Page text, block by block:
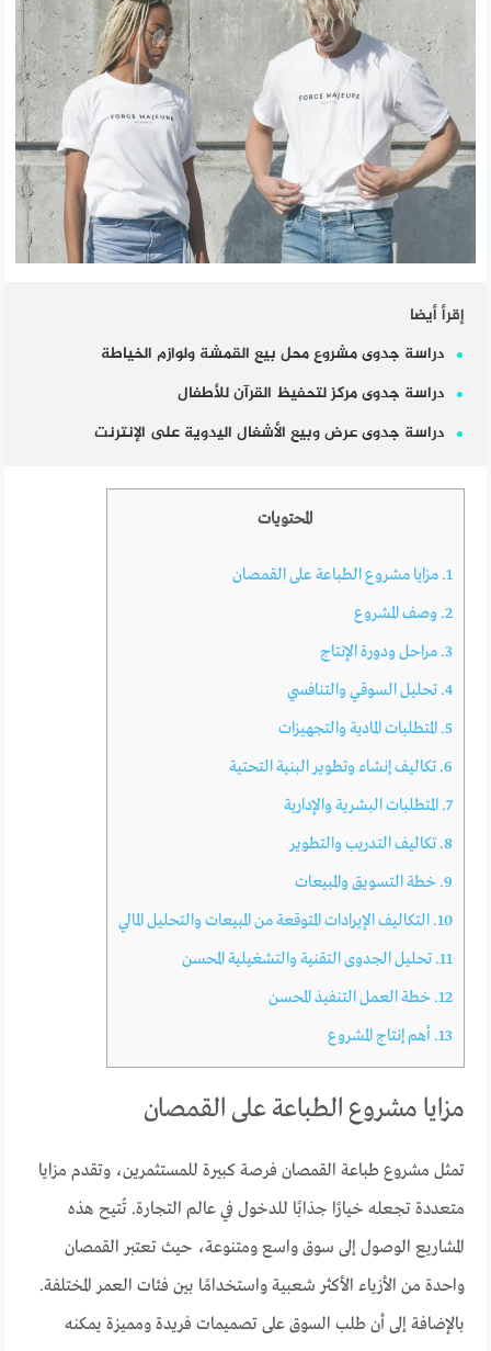
إقرأ أيضا
دراسة جدوى مشروع محل بيع القمشة ولوازم الخياطة
دراسة جدوى مركز لتحفيظ القرآن للأطفال
دراسة جدوى عرض وبيع الأشغال اليدوية على الإنترنت
المحتويات
1. مزايا مشروع الطباعة على القمصان
2. وصف المشروع
3. مراحل ودورة الإنتاج
4. تحليل السوقي والتنافسي
5. المتطلبات المادية والتجهيزات
6. تكاليف إنشاء وتطوير البنية التحتية
7. المتطلبات البشرية والإدارية
8. تكاليف التدريب والتطوير
9. خطة التسويق والمبيعات
10. التكاليف الإيرادات المتوقعة من المبيعات والتحليل المالي
11. تحليل الجدوى التقنية والتشغيلية المحسن
12. خطة العمل التنفيذ المحسن
13. أهم إنتاج المشروع
مزايا مشروع الطباعة على القمصان
تمثل مشروع طباعة القمصان فرصة كبيرة للمستثمرين، وتقدم مزايا
متعددة تجعله خيارًا جذابًا للدخول في عالم التجارة. تُتيح هذه
المشاريع الوصول إلى سوق واسع ومتنوعة، حيث تعتبر القمصان
واحدة من الأزياء الأكثر شعبية واستخدامًا بين فئات العمر المختلفة.
بالإضافة إلى أن طلب السوق على تصميمات فريدة ومميزة يمكنه